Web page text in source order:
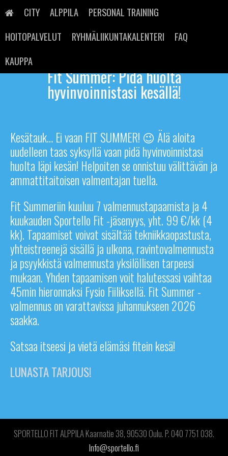
content
CITY ALPPILA
PERSONAL TRAINING
HOITOPALVELUT
RYHMÄLIIKUNTAKALENTERI
FAQ
KAUPPA
Fit Summer: Pidä huolta
hyvinvoinnistasi kesällä!
Kesätauk… Ei vaan FIT SUMMER! 😉 Älä aloita
uudelleen taas syksyllä vaan pidä hyvinvoinnistasi
huolta läpi kesän! Helpoiten se onnistuu välittävän ja
ammattitaitoisen valmentajan tuella.
Fit Summeriin kuuluu 7 valmennustapaamista ja 4
kuukauden Sportello Fit -jäsenyys, yht. 99 €/kk (4
kk). Tapaamiset voivat sisältää tekniikkaopastusta,
yhteistreenejä sisällä ja ulkona, ravintovalmennusta
ja psyykkistä valmennusta yksilöllisen tarpeesi
mukaan. Yhden tapaamisen voit halutessasi vaihtaa
45min hieronnaksi Fysio Fiiliksellä. Fit Summer -
valmennus on varattavissa juhannukseen 2026
saakka.
Satsaa itseesi ja vietä elämäsi fitein kesä!
LUNASTA TARJOUS!
SPORTELLO FIT ALPPILA Kaarnatie 38, 90530 Oulu. P. 040 7751 038.
Info@sportello.fi